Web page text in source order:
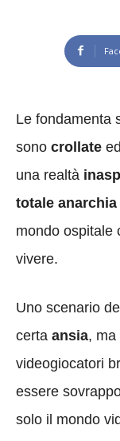
Le fondamenta
sono crollate
una realtà
totale anarchia
mondo ospitale
vivere.
Uno scenario
certa ansia, ma
videogiocatori
essere
solo il mondo